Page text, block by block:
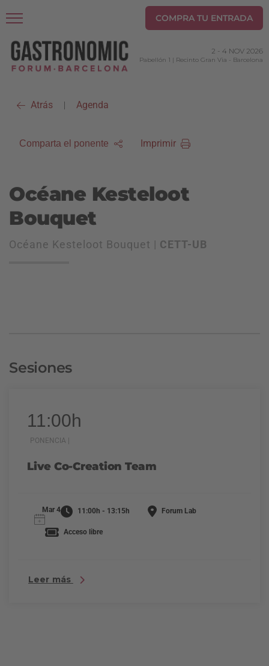
COMPRA TU ENTRADA
2 - 4 NOV 2026
Pabellón 1 | Recinto Gran Via - Barcelona
Atrás | Agenda
Comparta el ponente Imprimir
Océane Kesteloot
Bouquet
Océane Kesteloot Bouquet | CETT-UB
Sesiones
11:00h
PONENCIA |
Live Co-Creation Team
Mar 4 11:00h - 13:15h Forum Lab
Acceso libre
Leer más